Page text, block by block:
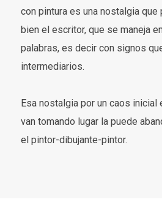
con pintura es una nostalgia
bien el escritor, que se maneja
palabras, es decir con signos
intermediarios.
Esa nostalgia por un caos inicial
van tomando lugar la puede
el pintor-dibujante-pintor.